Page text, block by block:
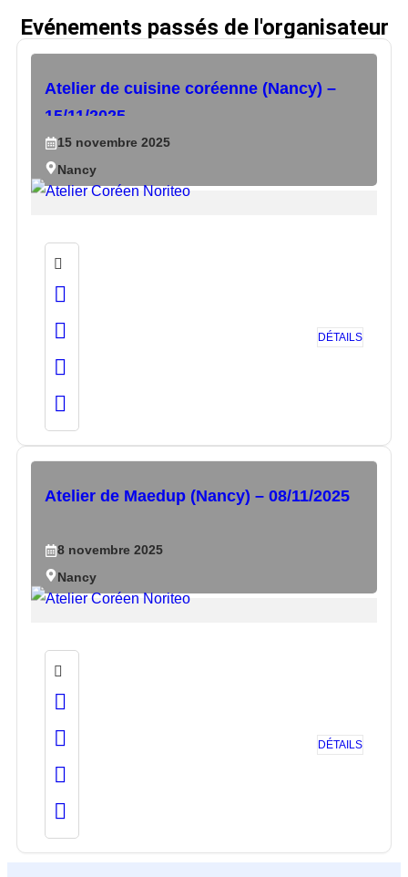
Evénements passés de l'organisateur
Atelier de cuisine coréenne (Nancy) –
15/11/2025
15 novembre 2025
Nancy
DÉTAILS
Atelier de Maedup (Nancy) – 08/11/2025
8 novembre 2025
Nancy
DÉTAILS